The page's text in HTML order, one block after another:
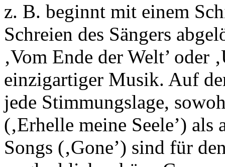
z. B. beginnt mit einem
Schreien des Sängers
‚Vom Ende der Welt’ oder
einzigartiger Musik. Auf
jede Stimmungslage,
(‚Erhelle meine Seele’)
Songs (‚Gone’) sind für